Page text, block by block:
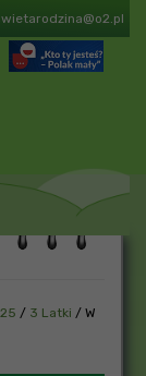
/ 3 Latki / W